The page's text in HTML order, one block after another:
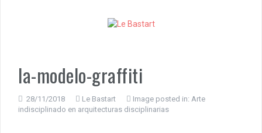
la-modelo-graffiti
28/11/2018 Le Bastart Image posted in: Arte
indisciplinado en arquitecturas disciplinarias